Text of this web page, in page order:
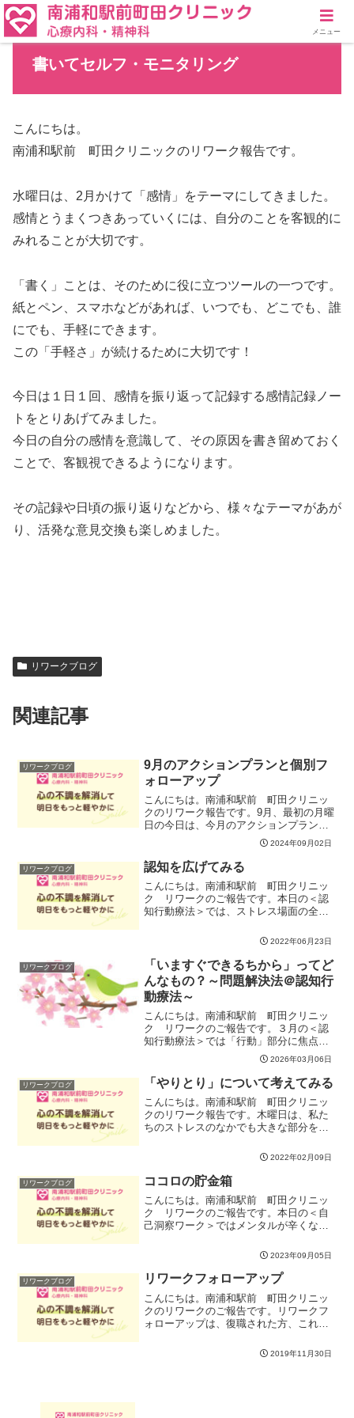
書いてセルフ・モニタリング
こんにちは。
南浦和駅前 町田クリニックのリワーク報告です。
水曜日は、2月かけて「感情」をテーマにしてきました。
感情とうまくつきあっていくには、自分のことを客観的に
みれることが大切です。
「書く」ことは、そのために役に立つツールの一つです。
紙とペン、スマホなどがあれば、いつでも、どこでも、誰
にでも、手軽にできます。
この「手軽さ」が続けるために大切です！
今日は１日１回、感情を振り返って記録する感情記録ノー
トをとりあげてみました。
今日の自分の感情を意識して、その原因を書き留めておく
ことで、客観視できるようになります。
その記録や日頃の振り返りなどから、様々なテーマがあが
り、活発な意見交換も楽しめました。
リワークブログ
関連記事
リワークブログ
9月のアクションプランと個別フ
ォローアップ
こんにちは。南浦和駅前 町田クリニッ
クのリワーク報告です。9月、最初の月曜
日の今日は、今月のアクションプランを
考えました。そのためには、現在地を把
握することが最初です。「復職準備チェ
ックリスト」を使って、働く力として回
復しておきたいポイント...
2024年09月02日
リワークブログ 認知を広げてみる
こんにちは。南浦和駅前 町田クリニッ
ク リワークのご報告です。本日の＜認
知行動療法＞では、ストレス場面の全体
る思考を１つターゲットにして考え方を
広げてみる・柔らかくするワークを実施
しました。皆さんは観客＆...
2022年06月23日
リワークブログ
「いますぐできるちから」ってど
んなもの？～問題解決法＠認知行
動療法～
こんにちは。南浦和駅前 町田クリニッ
ク リワークのご報告です。３月の＜認
知行動療法＞では「行動」部分に焦点を
当てて取り組んでいきます。「行動」に
もいろいろな側面がありますがここでは
「問題解決法」を検討しました。そもそ
も、問題を「どのように」...
2026年03月06日
リワークブログ 「やりとり」について考えてみる
こんにちは。南浦和駅前 町田クリニッ
クのリワーク報告です。木曜日は、私た
ちのストレスのなかでも大きな部分を占
ーマです。人とやりとりした後で、気ま
ずい思いをしたり、しっくりこない気持
ちで終わることはありませ...
2022年02月09日
リワークブログ ココロの貯金箱
こんにちは。南浦和駅前 町田クリニッ
ク リワークのご報告です。本日の＜自
己洞察ワーク＞ではメンタルが辛くなっ
いくカラクリを「ココロの貯金箱」をイ
メージしながら皆で理解していきまし
た。基本中の基本。土台中の...
2023年09月05日
リワークブログ リワークフォローアップ
こんにちは。南浦和駅前 町田クリニッ
クのリワークのご報告です。リワークフ
ォローアップは、復職された方、これか
安や疑問点などについて話し、皆での経
験を語ったり、知恵を出し合ったりして
2019年11月30日
メニュー